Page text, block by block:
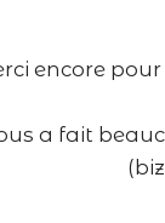
encore
a fait